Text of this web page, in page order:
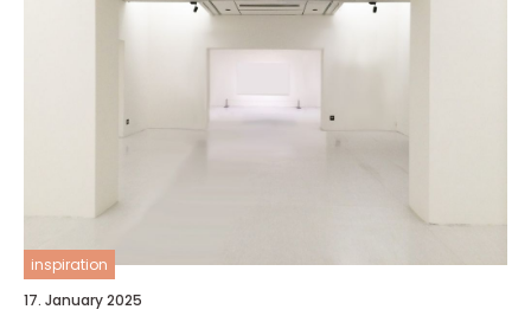
inspiration
17. January 2025